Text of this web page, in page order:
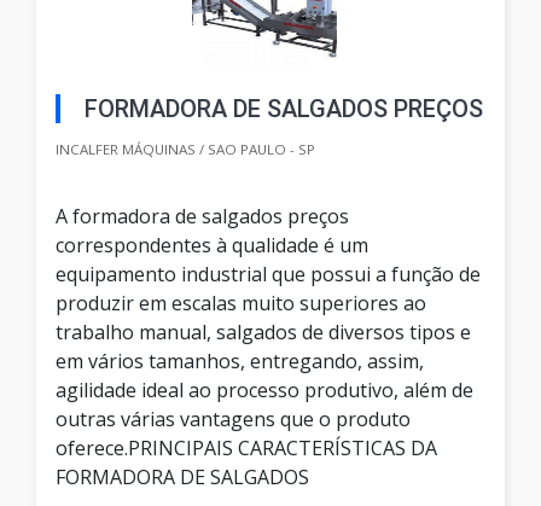
FORMADORA DE SALGADOS PREÇOS
INCALFER MÁQUINAS / SAO PAULO - SP
A formadora de salgados preços
correspondentes à qualidade é um
equipamento industrial que possui a função de
produzir em escalas muito superiores ao
trabalho manual, salgados de diversos tipos e
em vários tamanhos, entregando, assim,
agilidade ideal ao processo produtivo, além de
outras várias vantagens que o produto
oferece.PRINCIPAIS CARACTERÍSTICAS DA
FORMADORA DE SALGADOS